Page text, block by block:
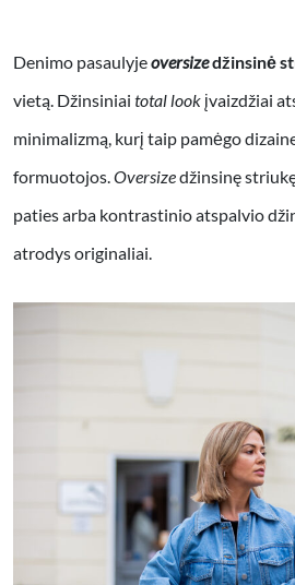
Denimo pasaulyjeoversizedžinsinė
vietą. Džinsiniai total look įvaizdžiai
minimalizmą, kurį taip pamėgo
formuotojos.Oversizedžinsinę
paties arba kontrastinio atspalvio
atrodys originaliai.